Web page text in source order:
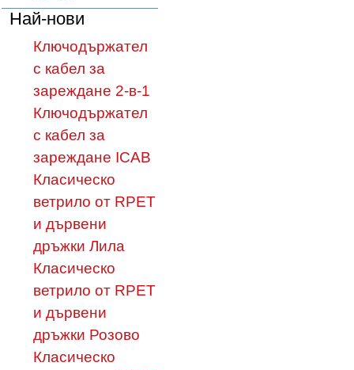
Най-нови
Ключодържател
с кабел за
зареждане 2-в-1
Ключодържател
с кабел за
зареждане ICAB
Класическо
ветрило от RPET
и дървени
дръжки Лила
Класическо
ветрило от RPET
и дървени
дръжки Розово
Класическо